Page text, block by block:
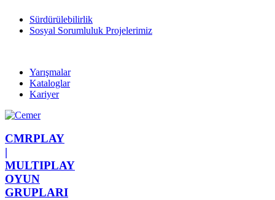
Sürdürülebilirlik
Sosyal Sorumluluk Projelerimiz
Yarışmalar
Kataloglar
Kariyer
CMRPLAY
|
MULTIPLAY
OYUN
GRUPLARI